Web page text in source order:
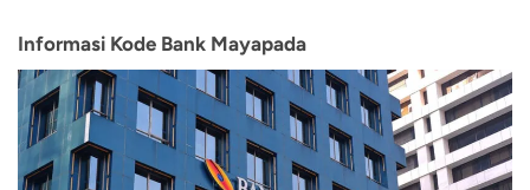
Informasi Kode Bank Mayapada